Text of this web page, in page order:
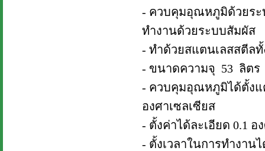
- ควบคุมอุณหภูมิด้วยระ
ทำงานด้วยระบบสัมผัส
- ทำด้วยสแตนเลสสตีล
- ขนาดความจุ 53 ลิตร
- ควบคุมอุณหภูมิได้ตั้งแ
องศาเซลเซียส
- ตั้งค่าได้ละเอียด 0.1 อ
- ตั้งเวลาในการทำงาน